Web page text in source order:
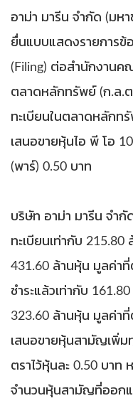
อาม่า มารีน จำกัด (มห
ยื่นแบบแสดงรายการข้
(Filing) ต่อสำนักงานค
ตลาดหลักทรัพย์ (ก.ล.ต
ทะเบียนในตลาดหลักท
เสนอขายหุ้นไอ พี โอ
(พาร์) 0.50 บาท
บริษัท อาม่า มารีน จำ
ทะเบียนเท่ากับ
431.60 ล้านหุ้น มูลค่าที่
ชำระแล้วเท่ากับ
323.60 ล้านหุ้น มูลค่าที่
เสนอขายหุ้นสามัญเพิ่ม
ตราไว้หุ้นละ 0.50 บาท
จำนวนหุ้นสามัญที่ออกแ